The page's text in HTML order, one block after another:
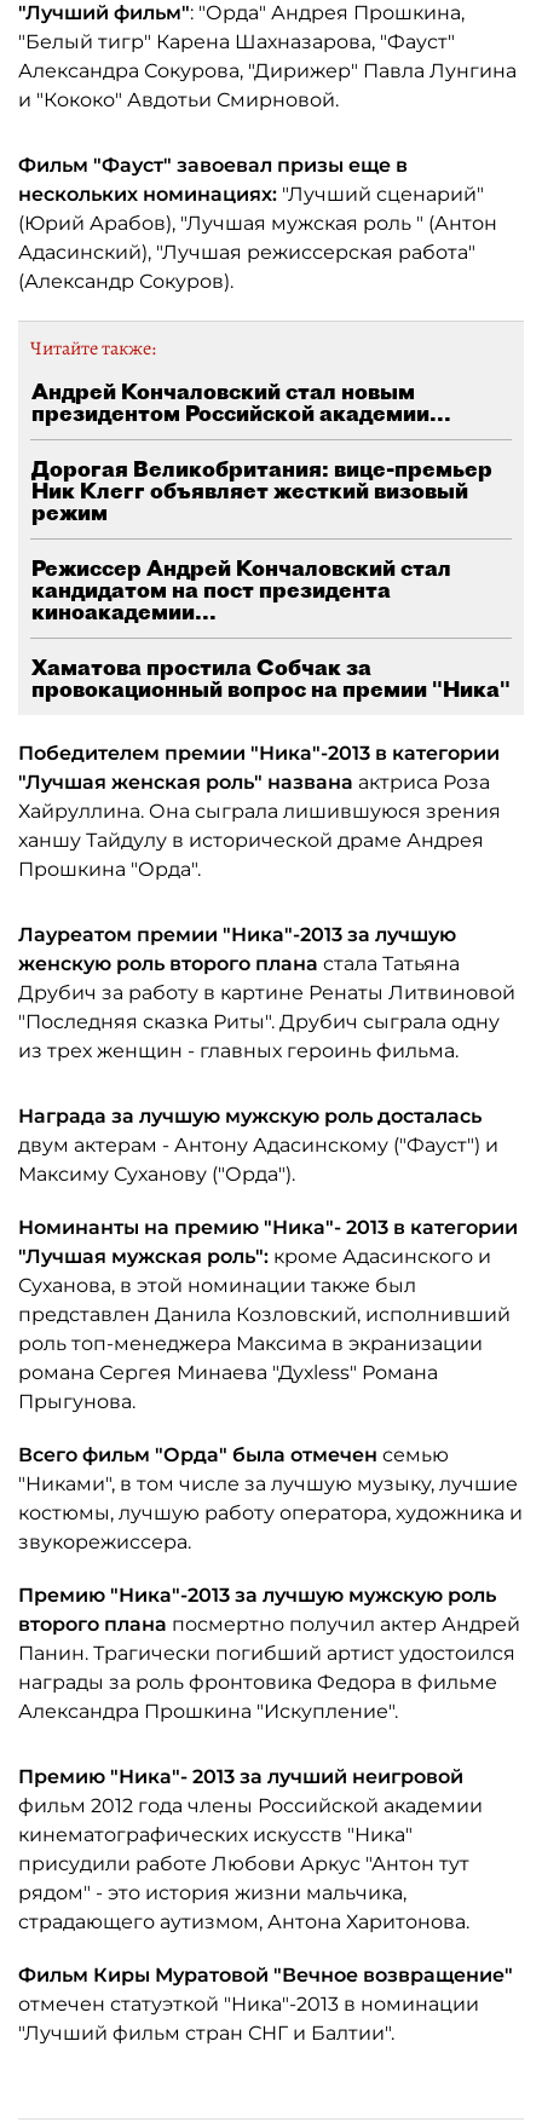
"Лучший фильм": "Орда" Андрея Прошкина,
"Белый тигр" Карена Шахназарова, "Фауст"
Александра Сокурова, "Дирижер" Павла Лунгина
и "Кококо" Авдотьи Смирновой.
Фильм "Фауст" завоевал призы еще в
нескольких номинациях: "Лучший сценарий"
(Юрий Арабов), "Лучшая мужская роль " (Антон
Адасинский), "Лучшая режиссерская работа"
(Александр Сокуров).
Читайте также:
Андрей Кончаловский стал новым
президентом Российской академии...
Дорогая Великобритания: вице-премьер
Ник Клегг объявляет жесткий визовый
режим
Режиссер Андрей Кончаловский стал
кандидатом на пост президента
киноакадемии...
Хаматова простила Собчак за
провокационный вопрос на премии "Ника"
Победителем премии "Ника"-2013 в категории
"Лучшая женская роль" названа актриса Роза
Хайруллина. Она сыграла лишившуюся зрения
ханшу Тайдулу в исторической драме Андрея
Прошкина "Орда".
Лауреатом премии "Ника"-2013 за лучшую
женскую роль второго плана стала Татьяна
Друбич за работу в картине Ренаты Литвиновой
"Последняя сказка Риты". Друбич сыграла одну
из трех женщин - главных героинь фильма.
Награда за лучшую мужскую роль досталась
двум актерам - Антону Адасинскому ("Фауст") и
Максиму Суханову ("Орда").
Номинанты на премию "Ника"- 2013 в категории
"Лучшая мужская роль": кроме Адасинского и
Суханова, в этой номинации также был
представлен Данила Козловский, исполнивший
роль топ-менеджера Максима в экранизации
романа Сергея Минаева "Духless" Романа
Прыгунова.
Всего фильм "Орда" была отмечен семью
"Никами", в том числе за лучшую музыку, лучшие
костюмы, лучшую работу оператора, художника и
звукорежиссера.
Премию "Ника"-2013 за лучшую мужскую роль
второго плана посмертно получил актер Андрей
Панин. Трагически погибший артист удостоился
награды за роль фронтовика Федора в фильме
Александра Прошкина "Искупление".
Премию "Ника"- 2013 за лучший неигровой
фильм 2012 года члены Российской академии
кинематографических искусств "Ника"
присудили работе Любови Аркус "Антон тут
рядом" - это история жизни мальчика,
страдающего аутизмом, Антона Харитонова.
Фильм Киры Муратовой "Вечное возвращение"
отмечен статуэткой "Ника"-2013 в номинации
"Лучший фильм стран СНГ и Балтии".